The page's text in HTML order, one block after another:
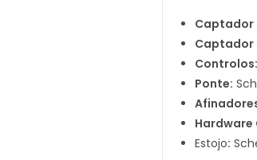
Captador
Captador
Controlos:
Ponte:
Hardware
Estojo: